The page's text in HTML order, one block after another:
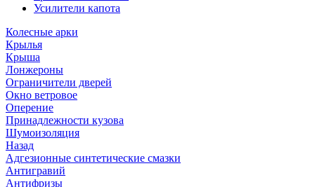
Усилители капота
Колесные арки
Крылья
Крыша
Лонжероны
Ограничители дверей
Окно ветровое
Оперение
Принадлежности кузова
Шумоизоляция
Назад
Адгезионные синтетические смазки
Антигравий
Антифризы